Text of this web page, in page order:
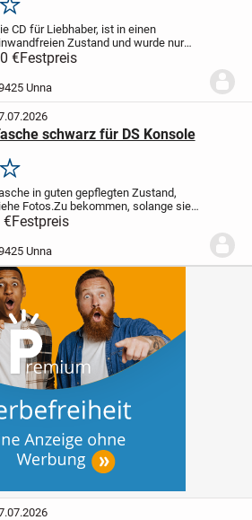
Merken
CD für Liebhaber, ist in einen
Zustand und wurde nur
selten angehört. Siehe Fotos.
zu bekommen, solange sie online
Für Selbstabholer !
€Festpreis
Unna
schwarz für DS Konsole
Merken
in guten gepflegten Zustand,
Fotos.Zu bekommen, solange sie
ist.Für Selbstabholer !
gegen Vorkasse per PayPal
Da Privatverkauf ! Keine
€Festpreis
Unna